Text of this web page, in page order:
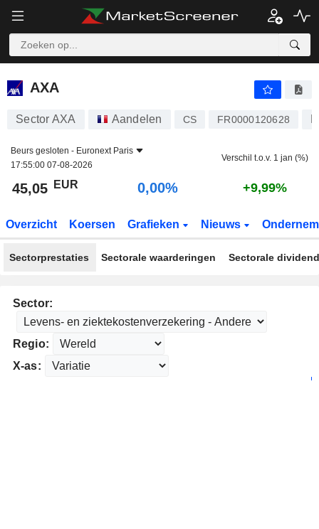
AXA
AXA
Sector AXA Aandelen CS FR0000120628
Beurs gesloten - Euronext Paris
17:55:00 07-08-2026
Verschil t.o.v. 1 jan (%)
45,05 EUR 0,00% +9,99%
Overzicht Koersen Grafieken Nieuws
Sectorprestaties Sectorale waarderingen Sectorale
Sector:
Regio:
X-as: